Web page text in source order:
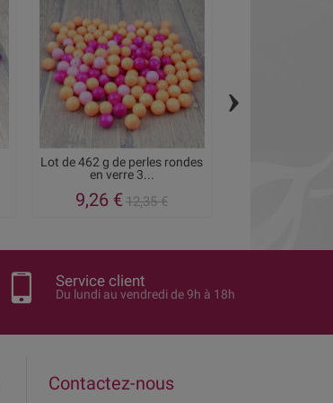
Lot de 462 g de perles rondes
en verre 3...
9,26 €12,35 €
›
Service client
Du lundi au vendredi de 9h à 18h
Contactez-nous